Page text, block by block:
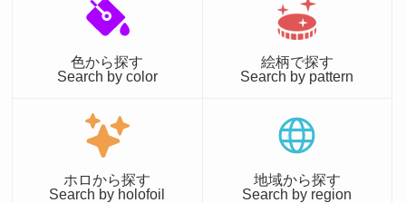
色から探す
Search by color
絵柄で探す
Search by pattern
ホロから探す
Search by holofoil
地域から探す
Search by region